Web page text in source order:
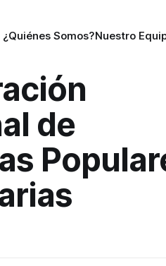
¿Quiénes Somos?Nuestro
de